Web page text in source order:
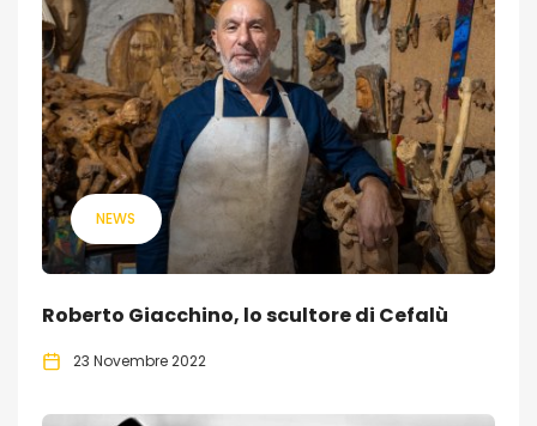
NEWS
Roberto Giacchino, lo scultore di Cefalù
23 Novembre 2022